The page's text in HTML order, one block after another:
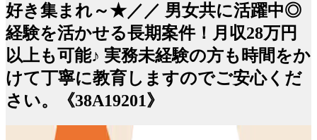
好き集まれ～★／／ 男女共に活躍中◎
経験を活かせる長期案件！月収28万円
以上も可能♪ 実務未経験の方も時間をか
けて丁寧に教育しますのでご安心くだ
さい。《38A19201》